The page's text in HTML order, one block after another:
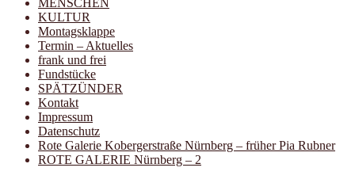
MENSCHEN
KULTUR
Montagsklappe
Termin – Aktuelles
frank und frei
Fundstücke
SPÄTZÜNDER
Kontakt
Impressum
Datenschutz
Rote Galerie Kobergerstraße Nürnberg – früher Pia Rubner
ROTE GALERIE Nürnberg – 2